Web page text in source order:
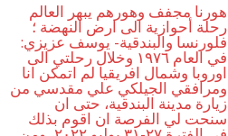
هورنا مجفف وهورهم يبهر العالم
رحلة أحوازية الى ارض النهضة ؛
فلورنسا والبندقية- يوسف عزيزي:
في العام ١٩٧٦ وخلال رحلتي الى
اوروبا وشمال افريقيا لم اتمكن انا
ومرافقي الجيلكي علي مقدسي من
زيارة مدينة البندقية، حتى ان
سنحت لي الفرصة ان اقوم بذلك